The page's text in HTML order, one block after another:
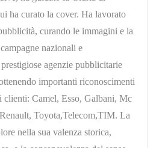
ha curato la cover. Ha lavorato
curando le immagini e la
nazionali e
agenzie pubblicitarie
importanti riconoscimenti
clienti: Camel, Esso, Galbani, Mc
Toyota,Telecom,TIM. La
nella sua valenza storica,